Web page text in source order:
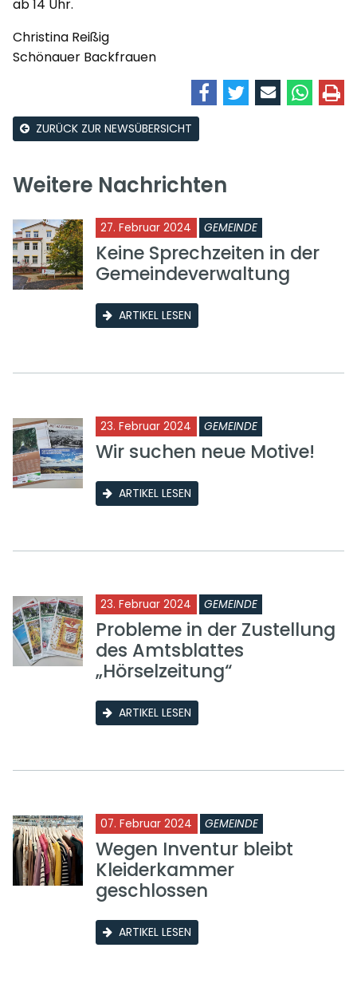
ab 14 Uhr.
Christina Reißig
Schönauer Backfrauen
ZURÜCK ZUR NEWSÜBERSICHT
Weitere Nachrichten
27. Februar 2024 GEMEINDE
Keine Sprechzeiten in der
Gemeindeverwaltung
ARTIKEL LESEN
23. Februar 2024 GEMEINDE
Wir suchen neue Motive!
ARTIKEL LESEN
23. Februar 2024 GEMEINDE
Probleme in der Zustellung
des Amtsblattes
„Hörselzeitung“
ARTIKEL LESEN
07. Februar 2024 GEMEINDE
Wegen Inventur bleibt
Kleiderkammer
geschlossen
ARTIKEL LESEN